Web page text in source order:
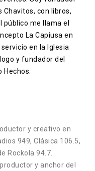
Chavitos, con libros,
público me llama el
La Capiusa en
en la Iglesia
y fundador del
Hechos.
y creativo en
949, Clásica 106.5,
Rockola 94.7.
y anchor del